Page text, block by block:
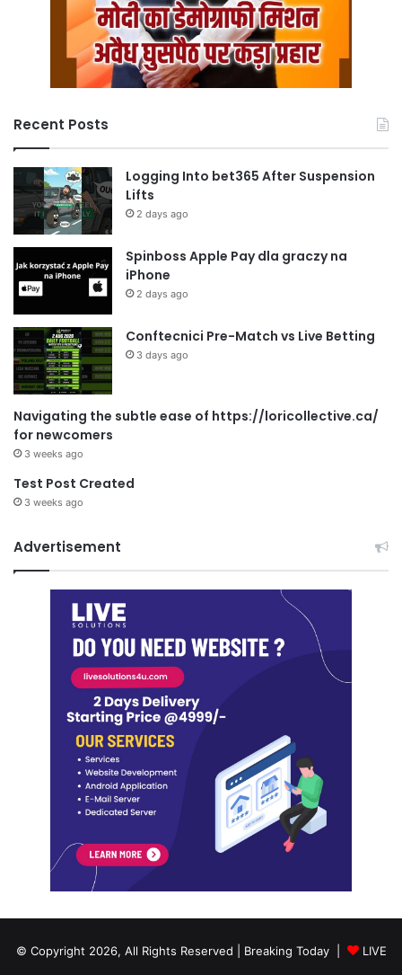
Recent Posts
Logging Into bet365 After Suspension
Lifts
2 days ago
Spinboss Apple Pay dla graczy na
iPhone
2 days ago
Conftecnici Pre-Match vs Live Betting
3 days ago
Navigating the subtle ease of https://loricollective.ca/
for newcomers
3 weeks ago
Test Post Created
3 weeks ago
Advertisement
© Copyright 2026, All Rights Reserved | Breaking Today |
LIVE